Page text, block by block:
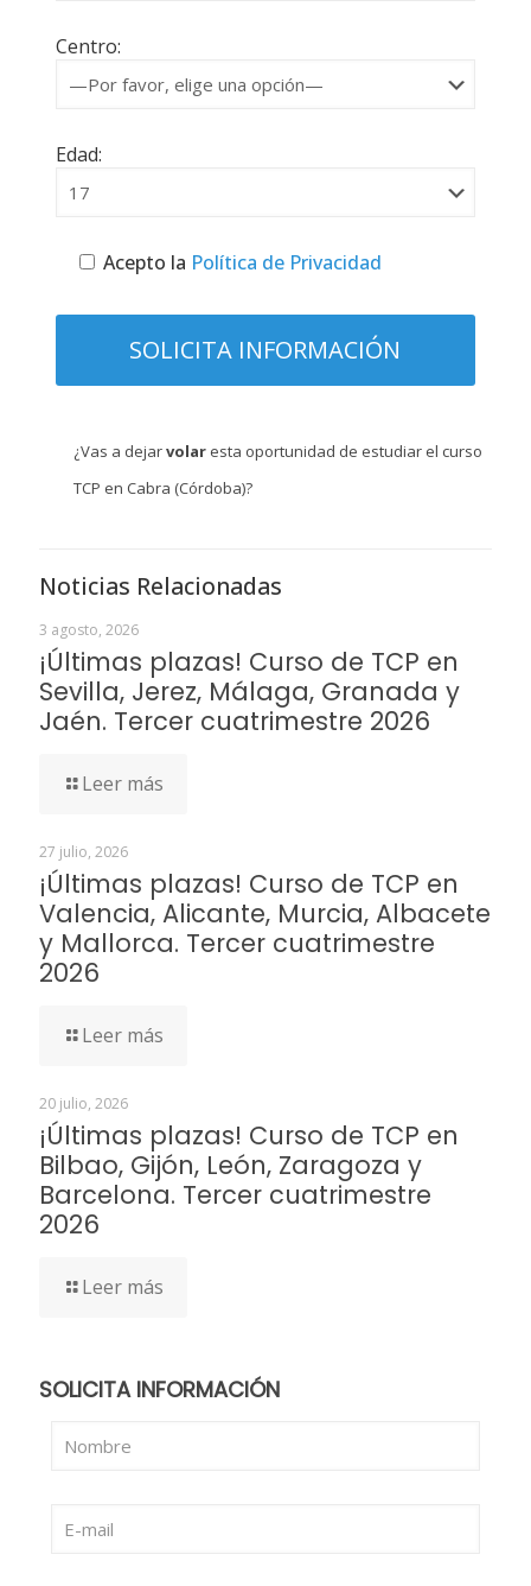
Centro:
Edad:
Acepto la Política de Privacidad
¿Vas a dejarvolaresta oportunidad de estudiar el curso
TCP en Cabra (Córdoba)?
Noticias Relacionadas
3 agosto, 2026
¡Últimas plazas! Curso de TCP en
Sevilla, Jerez, Málaga, Granada y
Jaén. Tercer cuatrimestre 2026
Leer más
27 julio, 2026
¡Últimas plazas! Curso de TCP en
Valencia, Alicante, Murcia, Albacete
y Mallorca. Tercer cuatrimestre
2026
Leer más
20 julio, 2026
¡Últimas plazas! Curso de TCP en
Bilbao, Gijón, León, Zaragoza y
Barcelona. Tercer cuatrimestre
2026
Leer más
SOLICITA INFORMACIÓN